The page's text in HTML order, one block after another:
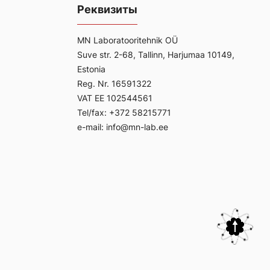
Реквизиты
MN Laboratooritehnik OÜ
Suve str. 2-68, Tallinn, Harjumaa 10149,
Estonia
Reg. Nr. 16591322
VAT EE 102544561
Tel/fax: +372 58215771
e-mail: info@mn-lab.ee